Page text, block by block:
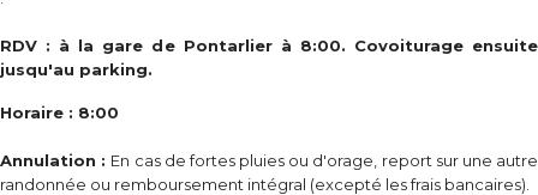
RDV : à la gare de Pontarlier à 8:00. Covoiturage ensuite
jusqu'au parking.
Horaire : 8:00
Annulation : En cas de fortes pluies ou d'orage, report sur une autre
randonnée ou remboursement intégral (excepté les frais bancaires).